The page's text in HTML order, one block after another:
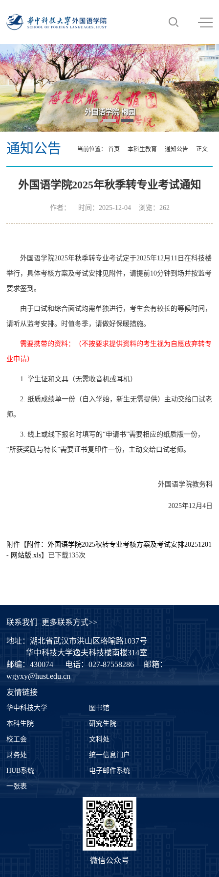
外国语学院·梅园
通知公告 当前位置： 首页 - 本科生教育 - 通知公告- 正文
外国语学院2025年秋季转专业考试通知
作者： 时间：2025-12-04 浏览： 262
外国语学院2025年秋季转专业考试定于2025年12月11日在科技楼
举行，具体考核方案及考试安排见附件，请提前10分钟到场并按监考
要求签到。
由于口试和综合面试均需单独进行，考生会有较长的等候时间，
请听从监考安排。时值冬季，请做好保暖措施。
需要携带的资料：（不按要求提供资料的考生视为自愿放弃转专
业申请）
1. 学生证和文具（无需收音机或耳机）
2. 纸质成绩单一份（自入学始，新生无需提供）主动交给口试老
师。
3.线上或线下报名时填写的“申请书”需要相应的纸质版一份，
“所获奖励与特长”需要证书复印件一份，主动交给口试老师。
外国语学院教务科
2025年12月4日
附件【 附件：外国语学院2025秋转专业考核方案及考试安排20251201
- 网站版.xls】已下载135次
联系我们 更多联系方式>>
地址：湖北省武汉市洪山区珞喻路1037号
华中科技大学逸夫科技楼南楼314室
邮编：430074
电话：027-87558286
邮箱：
wgyxy@hust.edu.cn
友情链接
华中科技大学 图书馆
本科生院 研究生院
校工会 文科处
财务处 统一信息门户
HUB系统 电子邮件系统
一张表
微信公众号